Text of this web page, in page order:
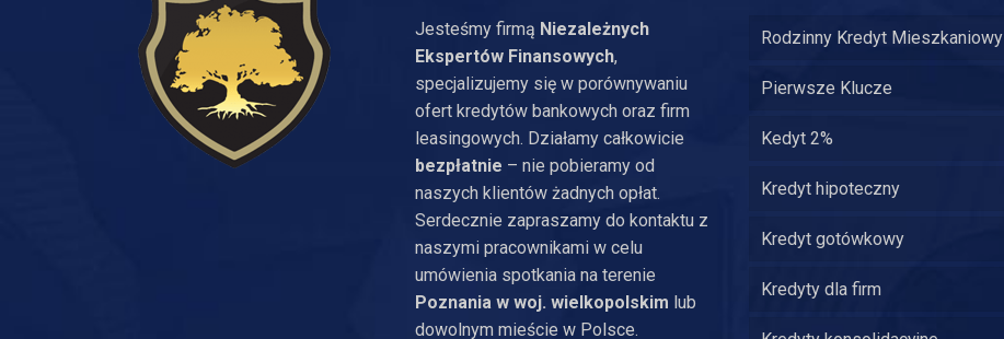
Jesteśmy firmą Niezależnych
Ekspertów Finansowych,
specjalizujemy się w porównywaniu
ofert kredytów bankowych oraz firm
leasingowych. Działamy całkowicie
bezpłatnie – nie pobieramy od
naszych klientów żadnych opłat.
Serdecznie zapraszamy do kontaktu z
naszymi pracownikami w celu
umówienia spotkania na terenie
Poznania w woj. wielkopolskim lub
dowolnym mieście w Polsce.
Rodzinny Kredyt Mieszkaniowy
Pierwsze Klucze
Kedyt 2%
Kredyt hipoteczny
Kredyt gotówkowy
Kredyty dla firm